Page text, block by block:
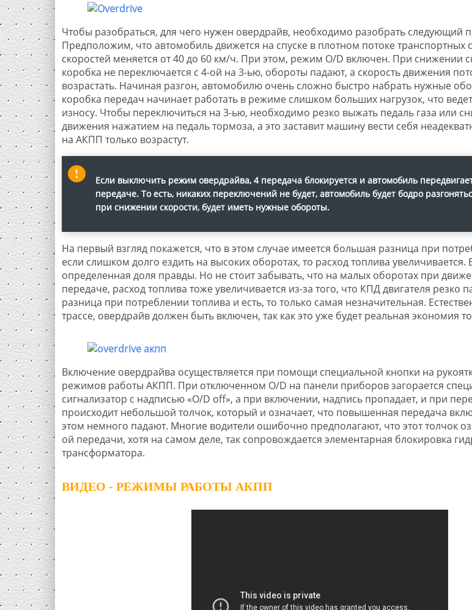
Чтобы разобраться, для чего нужен овердрайв, необходимо разобрать следующий
Предположим, что автомобиль движется на спуске в плотном потоке транспортных
скоростей меняется от 40 до 60 км/ч. При этом, режим O/D включен. При снижении
коробка не переключается с 4-ой на 3-ью, обороты падают, а скорость движения
возрастать. Начиная разгон, автомобилю очень сложно быстро набрать нужные
коробка передач начинает работать в режиме слишком больших нагрузок, что
износу. Чтобы переключиться на 3-ью, необходимо резко выжать педаль газа или
движения нажатием на педаль тормоза, а это заставит машину вести себя
на АКПП только возрастут.
Если выключить режим овердрайва, 4 передача блокируется и автомобиль
передаче. То есть, никаких переключений не будет, автомобиль будет бодро
при снижении скорости, будет иметь нужные обороты.
На первый взгляд покажется, что в этом случае имеется большая разница при
если слишком долго ездить на высоких оборотах, то расход топлива увеличивается.
определенная доля правды. Но не стоит забывать, что на малых оборотах при
передаче, расход топлива тоже увеличивается из-за того, что КПД двигателя резко
разница при потреблении топлива и есть, то только самая незначительная.
трассе, овердрайв должен быть включен, так как это уже будет реальная экономия
Включение овердрайва осуществляется при помощи специальной кнопки на
режимов работы АКПП. При отключенном O/D на панели приборов загорается
сигнализатор с надписью «O/D off», а при включении, надпись пропадает, и при
происходит небольшой толчок, который и означает, что повышенная передача
этом немного падают. Многие водители ошибочно предполагают, что этот толчок
ой передачи, хотя на самом деле, так сопровождается элементарная блокировка
трансформатора.
ВИДЕО - РЕЖИМЫ РАБОТЫ АКПП